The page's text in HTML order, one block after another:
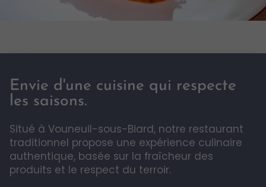
Envie d'une cuisine qui respecte
les saisons.
Situé à Vouneuil-sous-Biard, notre restaurant
traditionnel propose une expérience culinaire
authentique, basée sur la fraîcheur des
produits et le respect du terroir.